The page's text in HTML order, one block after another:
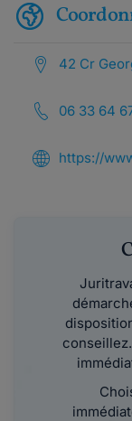
42 Cr
06 33 64
https://